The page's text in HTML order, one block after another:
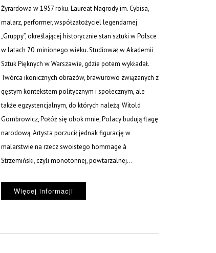
Żyrardowa w 1957 roku. Laureat Nagrody im. Cybisa,
malarz, performer, współzałożyciel legendarnej
„Gruppy”, określającej historycznie stan sztuki w Polsce
w latach 70. minionego wieku. Studiował w Akademii
Sztuk Pięknych w Warszawie, gdzie potem wykładał.
Twórca ikonicznych obrazów, brawurowo związanych z
gęstym kontekstem politycznym i społecznym, ale
także egzystencjalnym, do których należą: Witold
Gombrowicz, Połóż się obok mnie, Polacy budują flagę
narodową. Artysta porzucił jednak figurację w
malarstwie na rzecz swoistego hommage à
Strzemiński, czyli monotonnej, powtarzalnej...
Więcej informacji